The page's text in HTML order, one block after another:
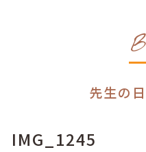
先生の
IMG_1245